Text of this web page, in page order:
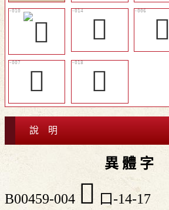
󰹷
𡅚
𡓶
𡓿
說 明
異 體 字
B00459-004 𡁬 口-14-17